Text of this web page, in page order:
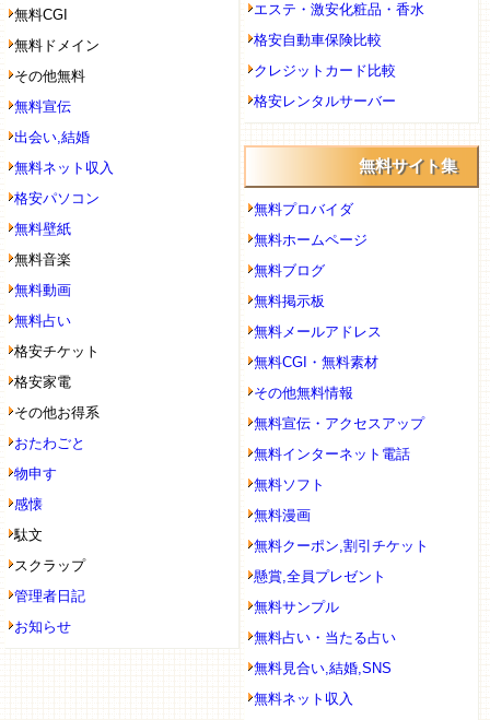
無料CGI
無料ドメイン
その他無料
無料宣伝
出会い,結婚
無料ネット収入
格安パソコン
無料壁紙
無料音楽
無料動画
無料占い
格安チケット
格安家電
その他お得系
おたわごと
物申す
感懐
駄文
スクラップ
管理者日記
お知らせ
エステ・激安化粧品・香水
格安自動車保険比較
クレジットカード比較
格安レンタルサーバー
無料サイト集
無料プロバイダ
無料ホームページ
無料ブログ
無料掲示板
無料メールアドレス
無料CGI・無料素材
その他無料情報
無料宣伝・アクセスアップ
無料インターネット電話
無料ソフト
無料漫画
無料クーポン,割引チケット
懸賞,全員プレゼント
無料サンプル
無料占い・当たる占い
無料見合い,結婚,SNS
無料ネット収入